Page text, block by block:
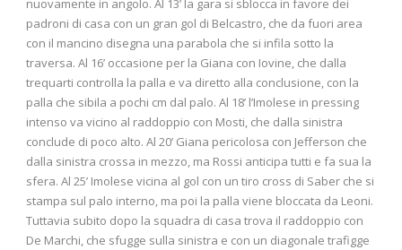
nuovamente in angolo. Al 13’ la gara si sblocca in favore dei
padroni di casa con un gran gol di Belcastro, che da fuori area
con il mancino disegna una parabola che si infila sotto la
traversa. Al 16’ occasione per la Giana con Iovine, che dalla
trequarti controlla la palla e va diretto alla conclusione, con la
palla che sibila a pochi cm dal palo. Al 18’ l’Imolese in pressing
intenso va vicino al raddoppio con Mosti, che dalla sinistra
conclude di poco alto. Al 20’ Giana pericolosa con Jefferson che
dalla sinistra crossa in mezzo, ma Rossi anticipa tutti e fa sua la
sfera. Al 25’ Imolese vicina al gol con un tiro cross di Saber che si
stampa sul palo interno, ma poi la palla viene bloccata da Leoni.
Tuttavia subito dopo la squadra di casa trova il raddoppio con
De Marchi, che sfugge sulla sinistra e con un diagonale trafigge